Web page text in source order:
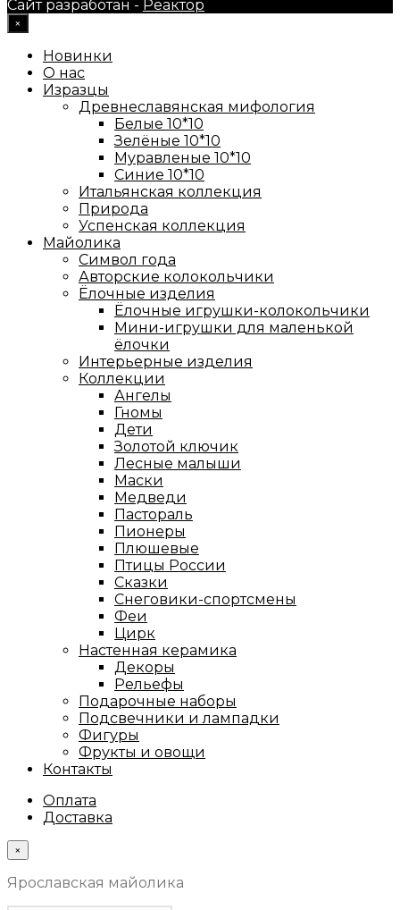
Сайт разработан - Реактор
×
Новинки
О нас
Изразцы
Древнеславянская мифология
Белые 10*10
Зелёные 10*10
Муравленые 10*10
Синие 10*10
Итальянская коллекция
Природа
Успенская коллекция
Майолика
Символ года
Авторские колокольчики
Ёлочные изделия
Ёлочные игрушки-колокольчики
Мини-игрушки для маленькой
ёлочки
Интерьерные изделия
Коллекции
Ангелы
Гномы
Дети
Золотой ключик
Лесные малыши
Маски
Медведи
Пастораль
Пионеры
Плюшевые
Птицы России
Сказки
Снеговики-спортсмены
Феи
Цирк
Настенная керамика
Декоры
Рельефы
Подарочные наборы
Подсвечники и лампадки
Фигуры
Фрукты и овощи
Контакты
Оплата
Доставка
×
Ярославская майолика